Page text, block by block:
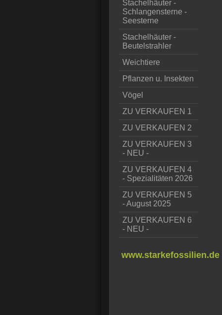
Stachelhäuter -
Schlangensterne -
Seesterne
Stachelhäuter -
Beutelstrahler
Weichtiere
Pflanzen u. Insekten
Vögel
ZU VERKAUFEN 1
ZU VERKAUFEN 2
ZU VERKAUFEN 3
- NEU -
ZU VERKAUFEN 4
- Spezialitäten 2026
ZU VERKAUFEN 5
- August 2025
ZU VERKAUFEN 6
- NEU -
www.starkefossilien.de